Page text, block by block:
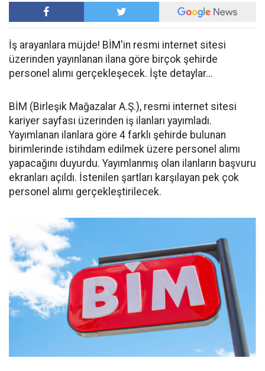
İş arayanlara müjde! BİM'in resmi internet sitesi
üzerinden yayınlanan ilana göre birçok şehirde
personel alımı gerçekleşecek. İşte detaylar...
BİM (Birleşik Mağazalar A.Ş.), resmi internet sitesi
kariyer sayfası üzerinden iş ilanları yayımladı.
Yayımlanan ilanlara göre 4 farklı şehirde bulunan
birimlerinde istihdam edilmek üzere personel alımı
yapacağını duyurdu. Yayımlanmış olan ilanların başvuru
ekranları açıldı. İstenilen şartları karşılayan pek çok
personel alımı gerçekleştirilecek.